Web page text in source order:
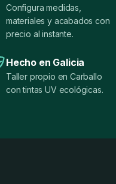
Configura medidas,
materiales y acabados con
precio al instante.
Hecho en Galicia
Taller propio en Carballo
con tintas UV ecológicas.